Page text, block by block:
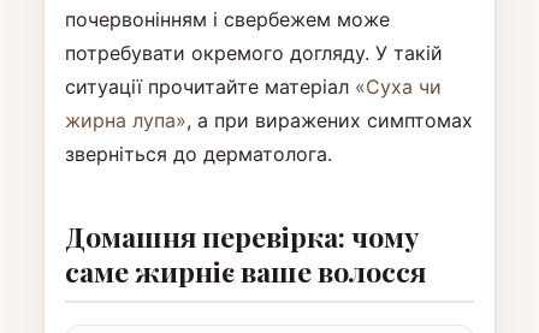
почервонінням і свербежем може
потребувати окремого догляду. У такій
ситуації прочитайте матеріал «Суха чи
жирна лупа», а при виражених симптомах
зверніться до дерматолога.
Домашня перевірка: чому
саме жирніє ваше волосся